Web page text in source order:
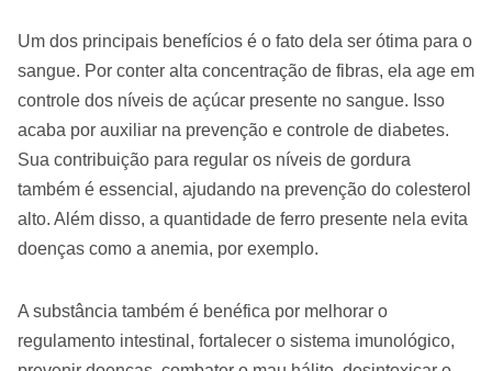
Um dos principais benefícios é o fato dela ser ótima para o
sangue. Por conter alta concentração de fibras, ela age em
controle dos níveis de açúcar presente no sangue. Isso
acaba por auxiliar na prevenção e controle de diabetes.
Sua contribuição para regular os níveis de gordura
também é essencial, ajudando na prevenção do colesterol
alto. Além disso, a quantidade de ferro presente nela evita
doenças como a anemia, por exemplo.
A substância também é benéfica por melhorar o
regulamento intestinal, fortalecer o sistema imunológico,